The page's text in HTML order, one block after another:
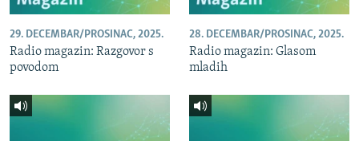
29. DECEMBAR/PROSINAC, 2025.
Radio magazin: Razgovor s
povodom
28. DECEMBAR/PROSINAC, 2025.
Radio magazin: Glasom
mladih